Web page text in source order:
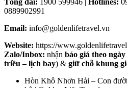
0889902991
Email: info@goldenlifetravel.vn
Website: https://
Zalo/Inbox: nhận báo giá theo
triều – lịch bay) & giữ chỗ khung
Hòn Khô Nhơn Hải – Con